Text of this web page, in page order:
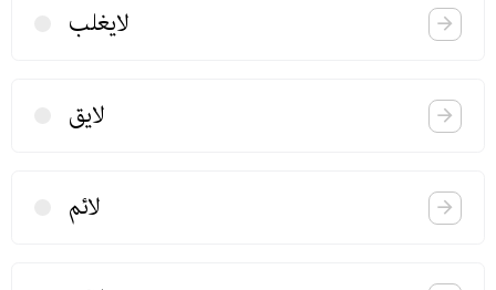
لایغلب
لایق
لائم